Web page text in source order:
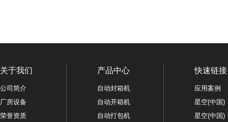
关于我们
公司简介
厂房设备
荣誉资质
产品中心
自动封箱机
自动开箱机
自动打包机
快速链接
应用案例
星空(中国)
星空(中国)